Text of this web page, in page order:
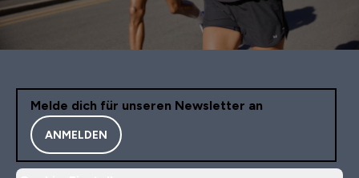
Melde dich für unseren Newsletter an
ANMELDEN